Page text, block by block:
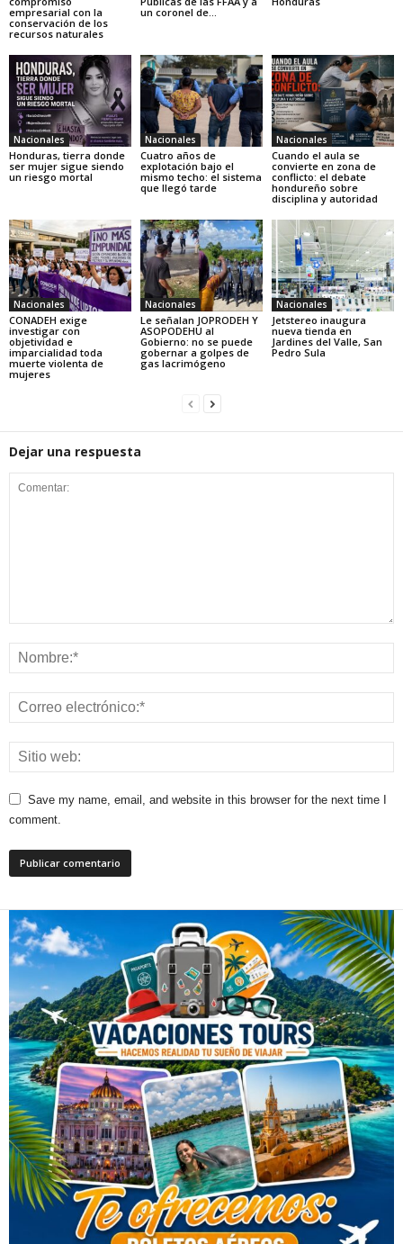
empresarial con la
conservación de los
recursos naturales
un coronel de...
Nacionales
Honduras, tierra donde
ser mujer sigue siendo
un riesgo mortal
Nacionales
Cuatro años de
explotación bajo el
mismo techo: el sistema
que llegó tarde
Nacionales
Cuando el aula se
convierte en zona de
conflicto: el debate
hondureño sobre
disciplina y autoridad
Nacionales
CONADEH exige
investigar con
objetividad e
imparcialidad toda
muerte violenta de
mujeres
Nacionales
Le señalan JOPRODEH Y
ASOPODEHU al
Gobierno: no se puede
gobernar a golpes de
gas lacrimógeno
Nacionales
Jetstereo inaugura
nueva tienda en
Jardines del Valle, San
Pedro Sula
Dejar una respuesta
Save my name, email, and website in this browser for the next time I
comment.